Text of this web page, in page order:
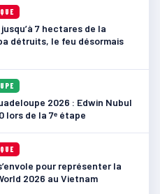
7 hectares de la
détruits, le feu désormais
2026 : Edwin Nubul
lors de la 7ᵉ étape
pour représenter la
2026 au Vietnam